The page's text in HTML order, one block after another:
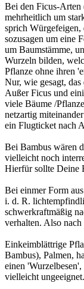
Bei den Ficus-Arten
mehrheitlich um
sprich
sozusagen um eine
um Baumstämme,
Wurzeln bilden,
Pflanze ohne ihren
Nur, wie gesagt, das
Außer Ficus und
viele Bäume /
netzartig
ein Flugticket nach
Bei Bambus wären
vielleicht noch
Hierfür sollte Deine
Bei einmer Form
i. d. R.
schwerkraftmäßig
verhalten. Also
Einkeimblättrige
Bambus), Palmen,
einen
vielleicht ungeeignet.